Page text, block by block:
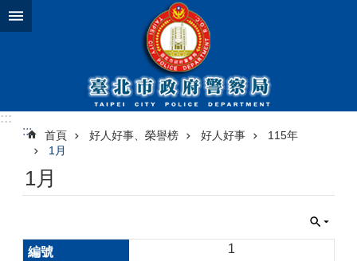
跳到主要內容區塊
:::
:::
首頁 好人好事、榮譽榜 好人好事
115年
1月
1月
1